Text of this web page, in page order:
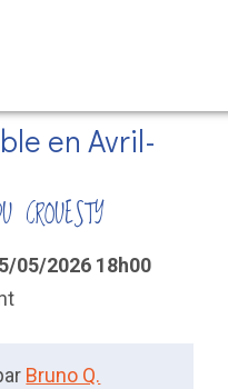
en Avril-
05/2026 18h00
Bruno Q.